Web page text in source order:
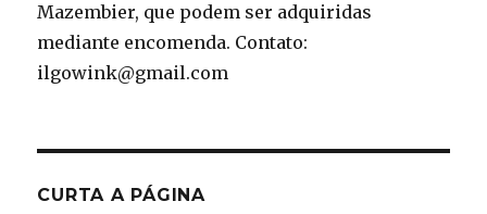
Mazembier, que podem ser adquiridas
mediante encomenda. Contato:
ilgowink@gmail.com
CURTA A PÁGINA